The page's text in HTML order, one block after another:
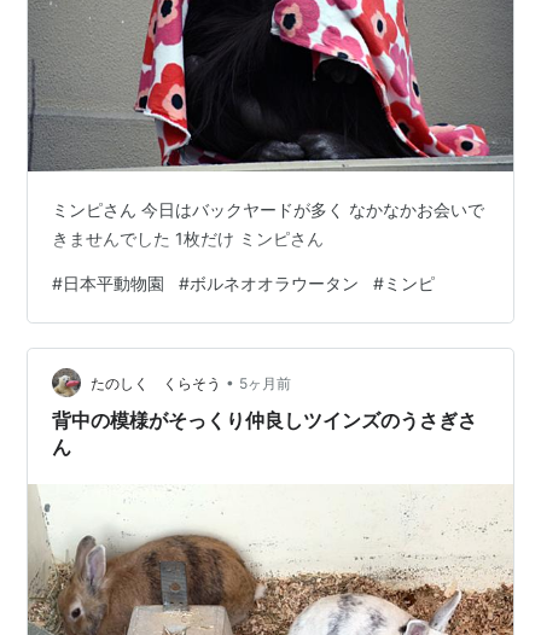
ミンピさん 今日はバックヤードが多く なかなかお会いで
きませんでした 1枚だけ ミンピさん
#日本平動物園 #ボルネオオラウータン #ミンピ
たのしく くらそう • 5ヶ月前
背中の模様がそっくり仲良しツインズのうさぎさ
ん